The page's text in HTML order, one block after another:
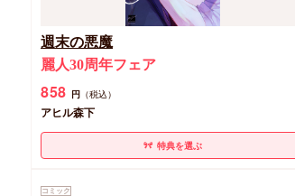
週末の悪魔
麗人30周年フェア
858 円 （税込）
アヒル森下
特典を選ぶ
コミック